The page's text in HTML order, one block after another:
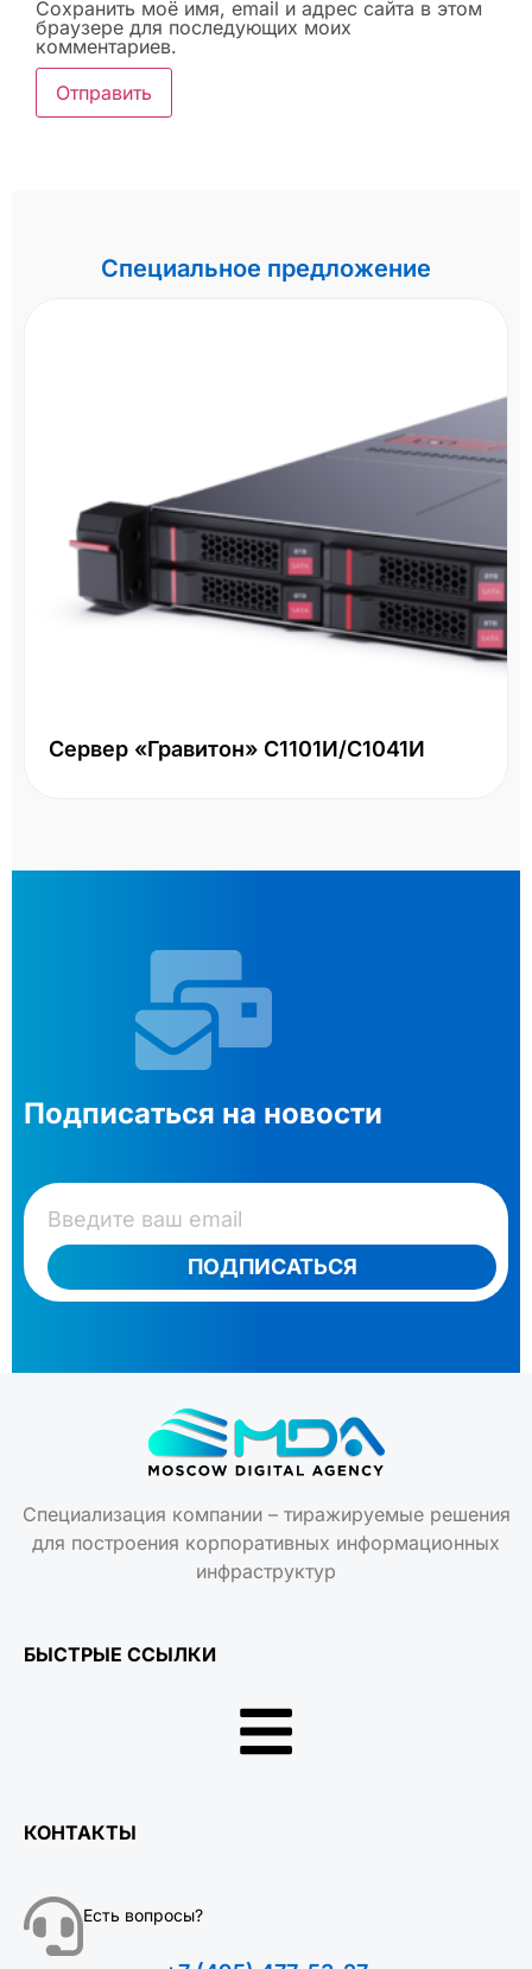
Сохранить моё имя, email и адрес сайта в этом
браузере для последующих моих
комментариев.
Специальное предложение
Сервер «Гравитон» С1101И/С1041И
Подписаться на новости
ПОДПИСАТЬСЯ
Специализация компании – тиражируемые решения
для построения корпоративных информационных
инфраструктур
БЫСТРЫЕ ССЫЛКИ
КОНТАКТЫ
Есть вопросы?